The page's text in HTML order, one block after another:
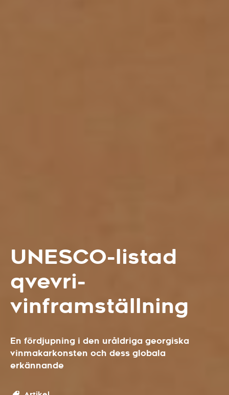
UNESCO-listad
qvevri-
vinframställning
En fördjupning i den uråldriga georgiska
vinmakarkonsten och dess globala
erkännande